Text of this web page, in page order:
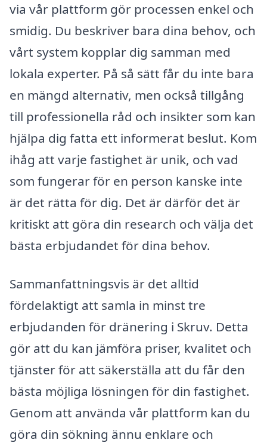
via vår plattform gör processen enkel och
smidig. Du beskriver bara dina behov, och
vårt system kopplar dig samman med
lokala experter. På så sätt får du inte bara
en mängd alternativ, men också tillgång
till professionella råd och insikter som kan
hjälpa dig fatta ett informerat beslut. Kom
ihåg att varje fastighet är unik, och vad
som fungerar för en person kanske inte
är det rätta för dig. Det är därför det är
kritiskt att göra din research och välja det
bästa erbjudandet för dina behov.
Sammanfattningsvis är det alltid
fördelaktigt att samla in minst tre
erbjudanden för dränering i Skruv. Detta
gör att du kan jämföra priser, kvalitet och
tjänster för att säkerställa att du får den
bästa möjliga lösningen för din fastighet.
Genom att använda vår plattform kan du
göra din sökning ännu enklare och